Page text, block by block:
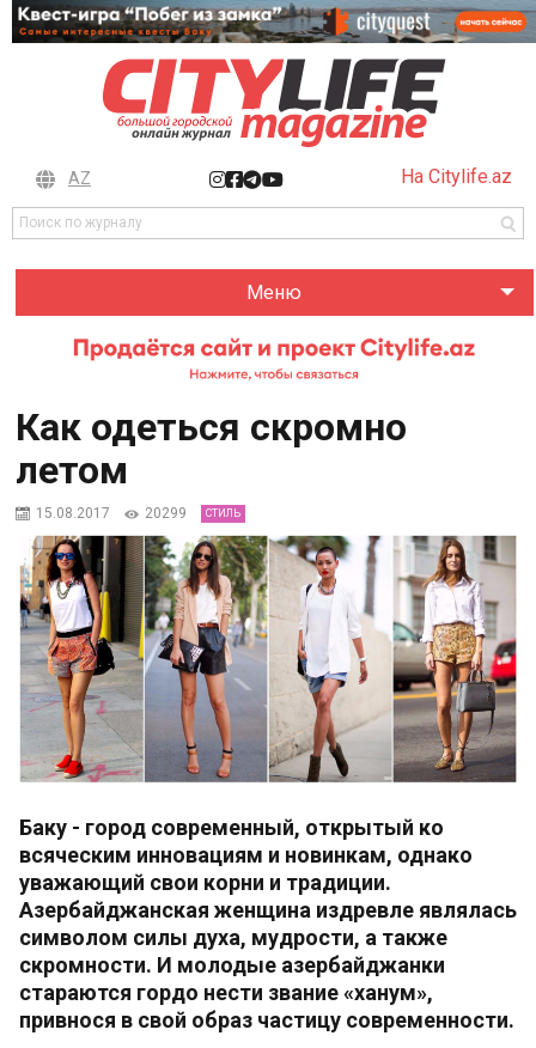
AZ На Citylife.az
Меню
Как одеться скромно
летом
15.08.2017 20299 СТИЛЬ
Баку - город современный, открытый ко
всяческим инновациям и новинкам, однако
уважающий свои корни и традиции.
Азербайджанская женщина издревле являлась
символом силы духа, мудрости, а также
скромности. И молодые азербайджанки
стараются гордо нести звание «ханум»,
привнося в свой образ частицу современности.